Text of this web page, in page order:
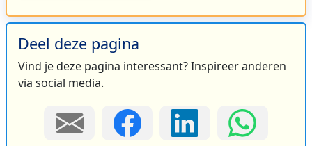
Deel deze pagina
Vind je deze pagina interessant? Inspireer anderen
via social media.